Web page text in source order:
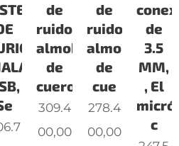
de
ruido,
almohadillas
de
cuero
309.4
00,00
de
ruido,
almohadillas
de
cue
278.4
00,00
de
3.5
MM,
, El
c